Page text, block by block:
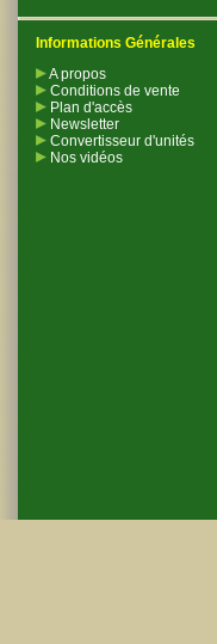
Informations Générales
A propos
Conditions de vente
Plan d'accès
Newsletter
Convertisseur d'unités
Nos vidéos